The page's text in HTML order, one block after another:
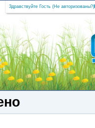
Здравствуйте Гость (Не авторизованы?